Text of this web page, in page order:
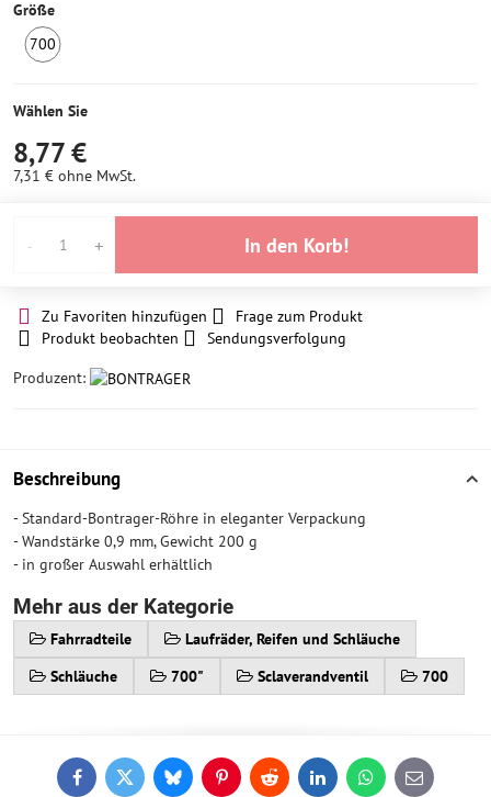
Größe
700
auf
Wählen Sie
8,77 €
7,31 € ohne MwSt.
In den Korb!
Zu Favoriten hinzufügen
Frage zum Produkt
Produkt beobachten
Sendungsverfolgung
Produzent:
Beschreibung
- Standard-Bontrager-Röhre in eleganter Verpackung
- Wandstärke 0,9 mm, Gewicht 200 g
- in großer Auswahl erhältlich
Mehr aus der Kategorie
Fahrradteile
Laufräder, Reifen und Schläuche
Schläuche
700" Sclaverandventil 700
FacebookTwitterBlueskyPinterestReddit LinkedInWhatsApp
E-